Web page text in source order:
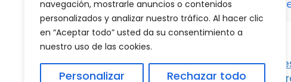
navegación, mostrarle anuncios o contenidos
personalizados y analizar nuestro tráfico. Al hacer clic
en “Aceptar todo” usted da su consentimiento a
nuestro uso de las cookies.
Personalizar Rechazar todo
2.3 ¿Puedo Tomar Danacol con Otros
Categorías
Destacados
¿Qué alimentos evitar durante el embarazo?
¿Por qué me duele el oído y la cabeza?